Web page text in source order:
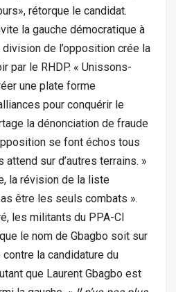
rétorque le candidat.
la gauche démocratique à
division de l’opposition crée la
par le RHDP. « Unissons-
une plate forme
pour conquérir le
la dénonciation de fraude
se font échos tous
attend sur d’autres terrains. »
la révision de la liste
être les seuls combats ».
les militants du PPA-CI
le nom de Gbagbo soit sur
la candidature du
que Laurent Gbagbo est